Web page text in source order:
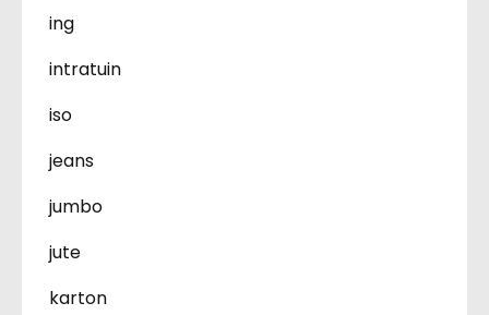
ing
intratuin
iso
jeans
jumbo
jute
karton